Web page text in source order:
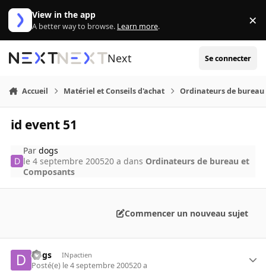
Aller au contenu
View in the app
A better way to browse. Learn more. ×
Next Se connecter
Accueil Matériel et Conseils d'achat Ordinateurs de bureau
id event 51
Pardogs
le 4 septembre 200520 a dans Ordinateurs de bureau et
Composants
Commencer un nouveau sujet
dogs INpactien
Posté(e) le 4 septembre 200520 a